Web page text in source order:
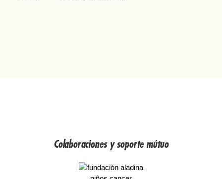
Colaboraciones y soporte mútuo